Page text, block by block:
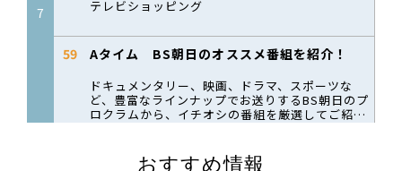
おすすめ情報